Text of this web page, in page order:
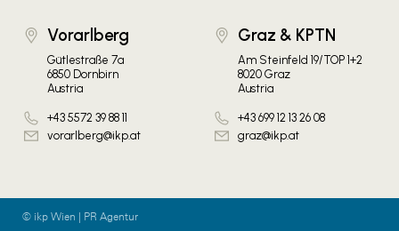
Vorarlberg
Gütlestraße 7a
6850 Dornbirn
Austria
+43 5572 39 88 11
vorarlberg@ikp.at
Graz & KPTN
Am Steinfeld 19/TOP 1+2
8020 Graz
Austria
+43 699 12 13 26 08
graz@ikp.at
© ikp Wien | PR Agentur